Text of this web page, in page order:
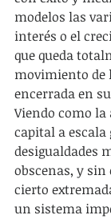
modelos las
interés o el
que queda
movimiento de
encerrada en
Viendo como
capital a escala
desigualdades
obscenas, y
cierto
un sistema